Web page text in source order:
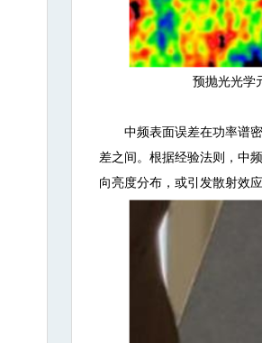
预抛光光学
中频表面误差在功率谱
差之间。根据经验法则，中
向亮度分布，或引发散射效